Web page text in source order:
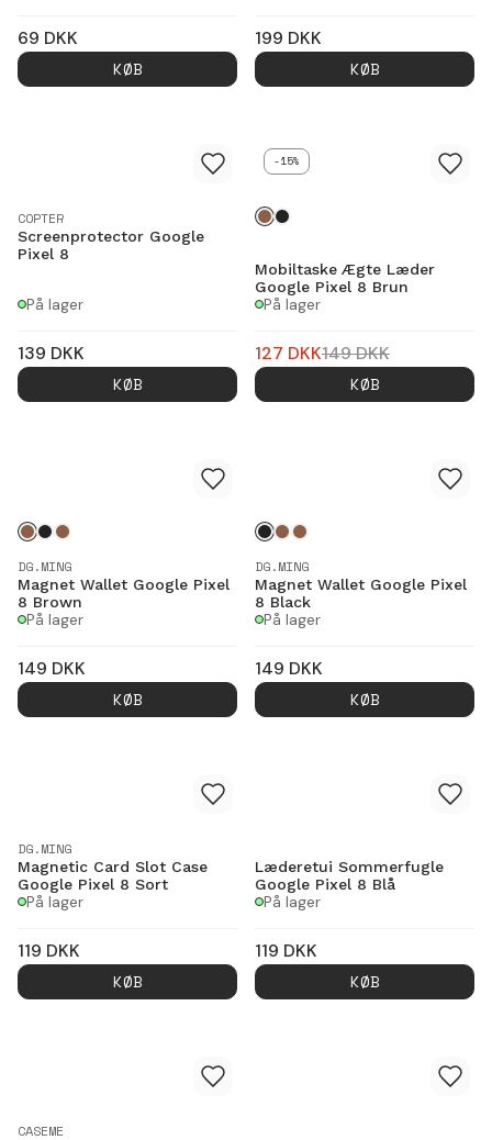
69 DKK
KØB
199 DKK
KØB
COPTER
Screenprotector Google
Pixel 8
På lager
139 DKK
KØB
-15%
Mobiltaske Ægte Læder
Google Pixel 8 Brun
På lager
127 DKK149DKK
KØB
DG.MING
Magnet Wallet Google Pixel
8 Brown
På lager
149 DKK
KØB
DG.MING
Magnet Wallet Google Pixel
8 Black
På lager
149 DKK
KØB
DG.MING
Magnetic Card Slot Case
Google Pixel 8 Sort
På lager
119 DKK
KØB
Læderetui Sommerfugle
Google Pixel 8 Blå
På lager
119 DKK
KØB
CASEME